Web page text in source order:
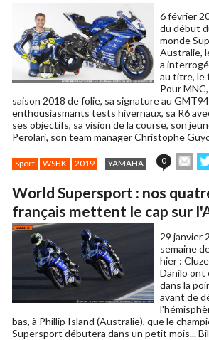
6 février
du début
monde
Australie,
a
au titre, le
Pour
saison 2018 de folie, sa signature au
enthousiasmants tests hivernaux, sa R6
ses objectifs, sa vision de la course, son
Perolari, son team manager Christophe
Sport WSBK 2019 YAMAHA 0
cet
à
un
ami
World Supersport : nos
français mettent le cap sur
29 janvier
semaine
hier :
Danilo ont
dans la
avant de
bas, à Phillip Island (Australie), que le
Supersport débutera dans un petit mois...